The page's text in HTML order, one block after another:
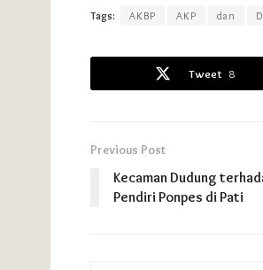
Tags: AKBP AKP dan
Tweet 8
Previous Post
Kecaman Dudung
Pendiri Ponpes di Pati